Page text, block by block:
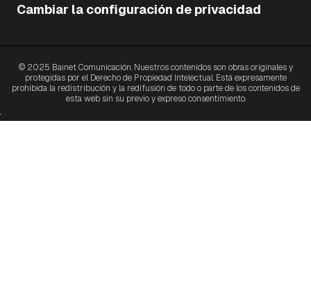
Cambiar la configuración de privacidad
© 2025 Bainet Comunicación. Nuestros contenidos son obras originales y
protegidas por el Derecho de Propiedad Intelectual. Está expresamente
prohibida la redistribución y la redifusión de todo o parte de los contenidos de
esta web sin su previo y expreso consentimiento.